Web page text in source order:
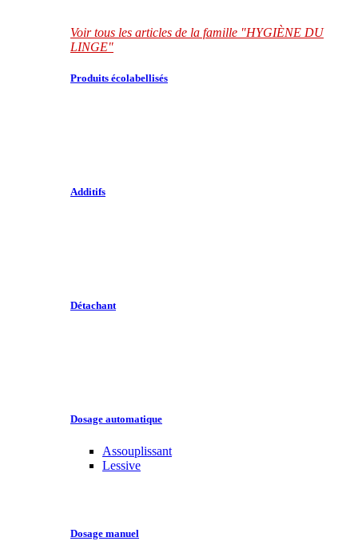
Voir tous les articles de la famille "HYGIÈNE DU
LINGE"
Produits écolabellisés
Additifs
Détachant
Dosage automatique
Assouplissant
Lessive
Dosage manuel